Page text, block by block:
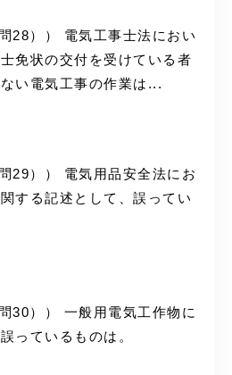
28）） 電気工事士法におい
免状の交付を受けている者
い電気工事の作業は...
29）） 電気用品安全法にお
する記述として、誤ってい
30）） 一般用電気工作物に
っているものは。